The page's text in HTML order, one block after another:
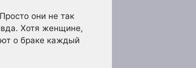
они не так
Хотя женщине,
о браке каждый